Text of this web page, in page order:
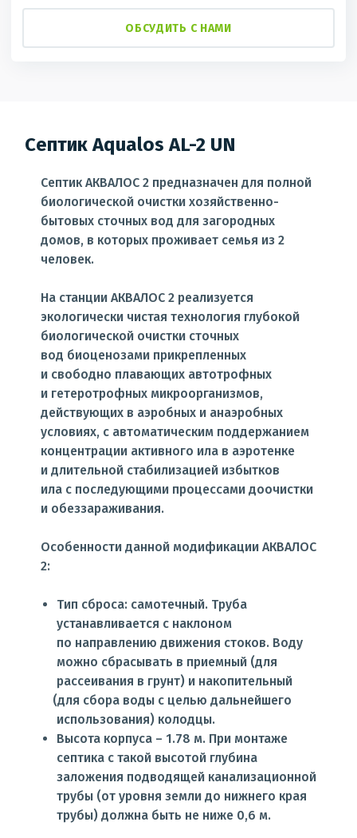
ОБСУДИТЬ С НАМИ
Септик Aqualos AL-2 UN
Септик АКВАЛОС 2 предназначен для полной
биологической очистки хозяйственно-
бытовых сточных вод для загородных
домов, в которых проживает семья из 2
человек.
На станции АКВАЛОС 2 реализуется
экологически чистая технология глубокой
биологической очистки сточных
вод биоценозами прикрепленных
и свободно плавающих автотрофных
и гетеротрофных микроорганизмов,
действующих в аэробных и анаэробных
условиях, с автоматическим поддержанием
концентрации активного ила в аэротенке
и длительной стабилизацией избытков
ила с последующими процессами доочистки
и обеззараживания.
Особенности данной модификации АКВАЛОС
2:
Тип сброса: самотечный. Труба
устанавливается с наклоном
по направлению движения стоков. Воду
можно сбрасывать в приемный (для
рассеивания в грунт) и накопительный
(для сбора воды с целью дальнейшего
использования) колодцы.
Высота корпуса – 1.78 м. При монтаже
септика с такой высотой глубина
заложения подводящей канализационной
трубы (от уровня земли до нижнего края
трубы) должна быть не ниже 0,6 м.